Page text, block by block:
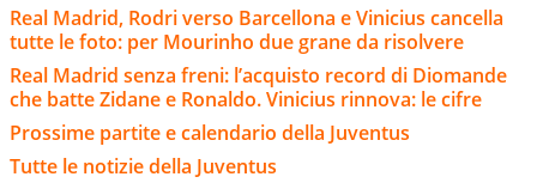
Real Madrid, Rodri verso Barcellona e Vinicius cancella
tutte le foto: per Mourinho due grane da risolvere
Real Madrid senza freni: l’acquisto record di Diomande
che batte Zidane e Ronaldo. Vinicius rinnova: le cifre
Prossime partite e calendario della Juventus
Tutte le notizie della Juventus